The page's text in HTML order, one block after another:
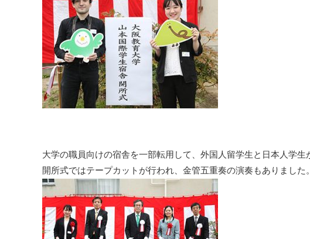
大学の職員向けの宿舎を一部転用して、外国人留学生と日本人学
開所式ではテープカットが行われ、金管五重奏の演奏もありました。